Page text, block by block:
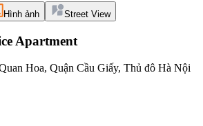
Hình ảnh Street View
Apartment
Hoa, Quận Cầu Giấy, Thủ đô Hà Nội